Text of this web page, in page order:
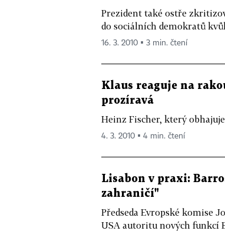
Prezident také ostře
do sociálních demokratů
16. 3. 2010 ▪ 3 min. čtení
Klaus reaguje na
prozíravá
Heinz Fischer, který
4. 3. 2010 ▪ 4 min. čtení
Lisabon v praxi:
zahraničí"
Předseda Evropské komise
USA autoritu nových funkcí